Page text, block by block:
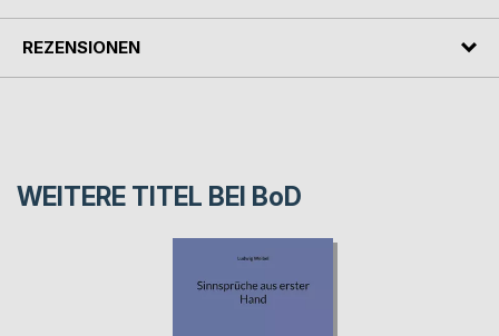
REZENSIONEN
WEITERE TITEL BEI BoD